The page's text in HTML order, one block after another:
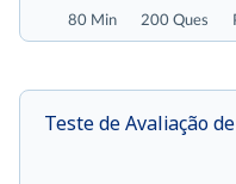
80 Min 200 Ques
Teste de Avaliação